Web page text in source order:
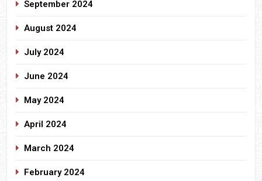
September 2024
August 2024
July 2024
June 2024
May 2024
April 2024
March 2024
February 2024